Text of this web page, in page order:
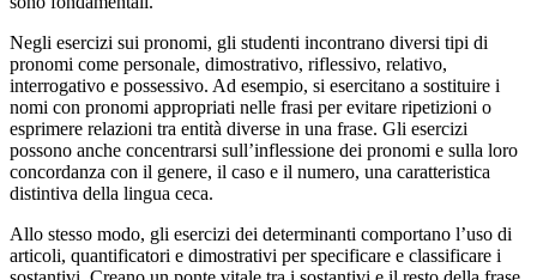
Negli esercizi sui pronomi, gli studenti incontrano diversi tipi di
pronomi come personale, dimostrativo, riflessivo, relativo,
interrogativo e possessivo. Ad esempio, si esercitano a sostituire i
nomi con pronomi appropriati nelle frasi per evitare ripetizioni o
esprimere relazioni tra entità diverse in una frase. Gli esercizi
possono anche concentrarsi sull’inflessione dei pronomi e sulla loro
concordanza con il genere, il caso e il numero, una caratteristica
distintiva della lingua ceca.
Allo stesso modo, gli esercizi dei determinanti comportano l’uso di
articoli, quantificatori e dimostrativi per specificare e classificare i